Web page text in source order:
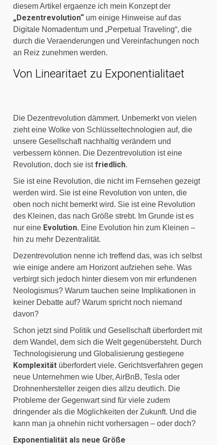
diesem Artikel ergaenze ich mein Konzept der
„Dezentrevolution“ um einige Hinweise auf das
Digitale Nomadentum und „Perpetual Traveling“, die
durch die Veraenderungen und Vereinfachungen noch
an Reiz zunehmen werden.
Von Linearitaet zu Exponentialitaet
Die Dezentrevolution dämmert. Unbemerkt von vielen
zieht eine Wolke von Schlüsseltechnologien auf, die
unsere Gesellschaft nachhaltig verändern und
verbessern können. Die Dezentrevolution ist eine
Revolution, doch sie ist friedlich.
Sie ist eine Revolution, die nicht im Fernsehen gezeigt
werden wird. Sie ist eine Revolution von unten, die
oben noch nicht bemerkt wird. Sie ist eine Revolution
des Kleinen, das nach Größe strebt. Im Grunde ist es
nur eine Evolution. Eine Evolution hin zum Kleinen –
hin zu mehr Dezentralität.
Dezentrevolution nenne ich treffend das, was ich selbst
wie einige andere am Horizont aufziehen sehe. Was
verbirgt sich jedoch hinter diesem von mir erfundenen
Neologismus? Warum tauchen seine Implikationen in
keiner Debatte auf? Warum spricht noch niemand
davon?
Schon jetzt sind Politik und Gesellschaft überfordert mit
dem Wandel, dem sich die Welt gegenübersteht. Durch
Technologisierung und Globalisierung gestiegene
Komplexität überfordert viele. Gerichtsverfahren gegen
neue Unternehmen wie Uber, AirBnB, Tesla oder
Drohnenhersteller zeigen dies allzu deutlich. Die
Probleme der Gegenwart sind für viele zudem
dringender als die Möglichkeiten der Zukunft. Und die
kann man ja ohnehin nicht vorhersagen – oder doch?
Exponentialität als neue Größe